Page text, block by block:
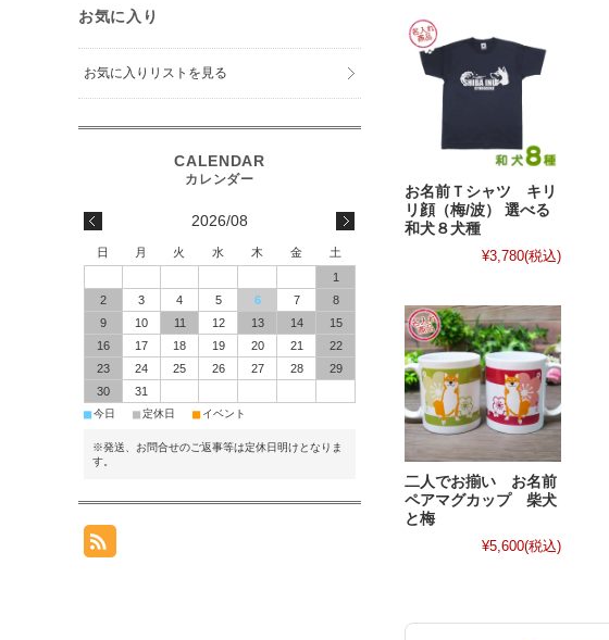
お名前Ｔシャツ キリ
リ顔（梅/波） 選べる
和犬８犬種
¥3,780(税込)
二人でお揃い お名前
ペアマグカップ 柴犬
と梅
¥5,600(税込)
お気に入り
お気に入りリストを見る
2026/08
日 月 火 水 木 金
土
1
2
3 4 5 6 7
8
9
10 11 12 13 14
15
16
17 18 19 20 21
22
23
24 25 26 27 28
29
30
31
■今日 ■定休日 ■ イベント
※発送、お問合せのご返事等は定休日明けとなりま
す。